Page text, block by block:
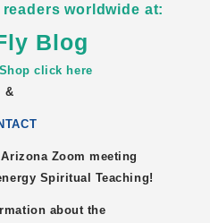
worldwide at:
Blog
click here
&
Arizona Zoom meeting
Spiritual Teaching!
about the